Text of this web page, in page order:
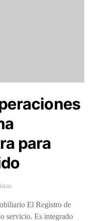
para
El Registro de
servicio. Es integrado